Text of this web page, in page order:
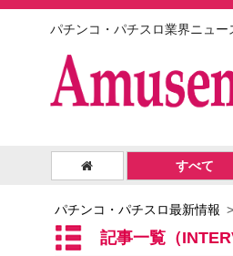
パチンコ・パチスロ業界ニュー
すべて
パチンコ・パチスロ最新情報
記事一覧（